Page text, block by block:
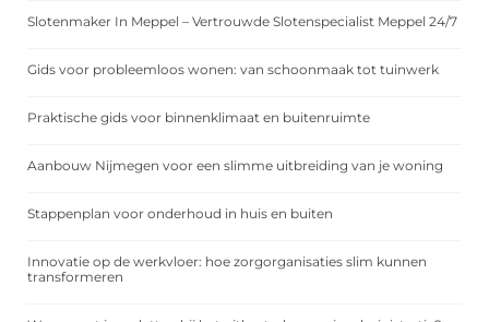
Slotenmaker In Meppel – Vertrouwde Slotenspecialist Meppel 24/7
Gids voor probleemloos wonen: van schoonmaak tot tuinwerk
Praktische gids voor binnenklimaat en buitenruimte
Aanbouw Nijmegen voor een slimme uitbreiding van je woning
Stappenplan voor onderhoud in huis en buiten
Innovatie op de werkvloer: hoe zorgorganisaties slim kunnen
transformeren